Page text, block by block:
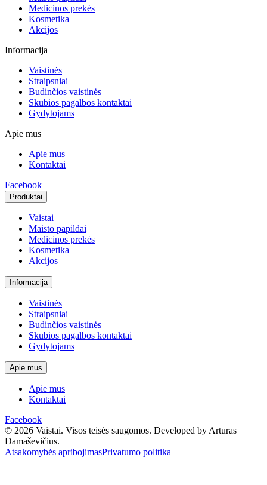
Medicinos prekės
Kosmetika
Akcijos
Informacija
Vaistinės
Straipsniai
Budinčios vaistinės
Skubios pagalbos kontaktai
Gydytojams
Apie mus
Apie mus
Kontaktai
Facebook
Produktai
Vaistai
Maisto papildai
Medicinos prekės
Kosmetika
Akcijos
Informacija
Vaistinės
Straipsniai
Budinčios vaistinės
Skubios pagalbos kontaktai
Gydytojams
Apie mus
Apie mus
Kontaktai
Facebook
© 2026 Vaistai. Visos teisės saugomos. Developed by Artūras
Damaševičius.
Atsakomybės apribojimasPrivatumo politika